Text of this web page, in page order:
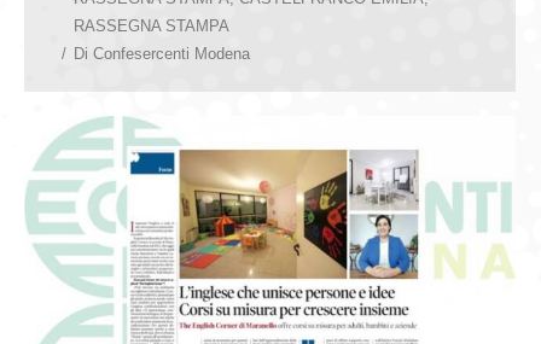
RASSEGNA STAMPA
Di Confesercenti Modena